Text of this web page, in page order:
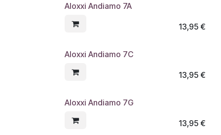
Aloxxi Andiamo 7A
13,95€
Aloxxi Andiamo 7C
13,95€
Aloxxi Andiamo 7G
13,95€